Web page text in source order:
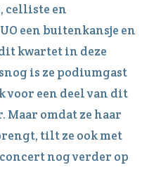
celliste en
een buitenkansje en
kwartet in deze
is ze podiumgast
voor een deel van dit
Maar omdat ze haar
tilt ze ook met
nog verder op